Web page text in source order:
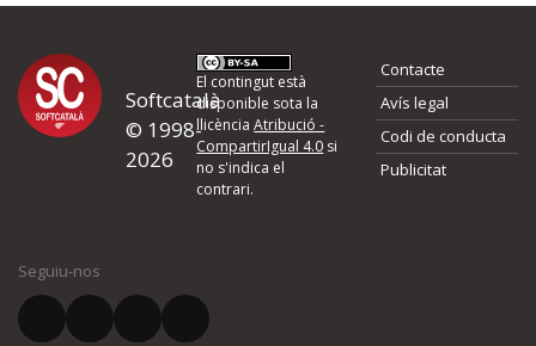
Proposeu-nos millores o
d'errors
Si heu trobat un error o voleu proposar alguna millora, ompliu els
quina és la millora que proposeu o l'error del qual voleu informar-
El vostre correu electrònic *
Softcatalà
© 1998-
2026
El contingut està
disponible sota la
llicènciaAtribució -
CompartirIgual 4.0 si
no s'indica el
contrari.
Contacte
Avís legal
Codi de conducta
Publicitat
Seguiu-nos